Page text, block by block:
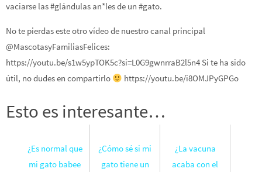
vaciarse las #glándulas an*les de un #gato.
No te pierdas este otro vídeo de nuestro canal principal
@MascotasyFamiliasFelices:
https://youtu.be/s1w5ypTOK5c?si=L0G9gwnrraB2l5n4 Si te ha sido
útil, no dudes en compartirlo
https://youtu.be/i8OMJPyGPGo
Esto es interesante…
¿Es normal que
mi gato babee
¿Cómo sé si mi
gato tiene un
¿La vacuna
acaba con el